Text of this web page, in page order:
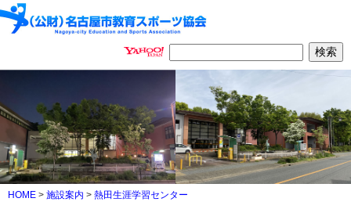
HOME > 施設案内 > 熱田生涯学習センター